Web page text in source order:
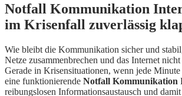
Notfall Kommunikation
im Krisenfall zuverlässig
Wie bleibt die Kommunikation sicher und
Netze zusammenbrechen und das Internet
Gerade in Krisensituationen, wenn jede Minute
eine funktionierende Notfall Kommunikation
reibungslosen Informationsaustausch und